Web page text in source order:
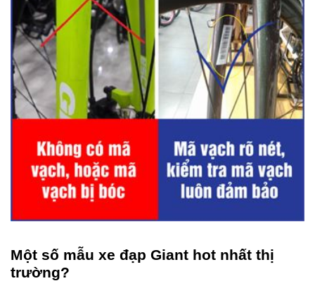
Một số mẫu xe đạp Giant hot nhất thị
trường?